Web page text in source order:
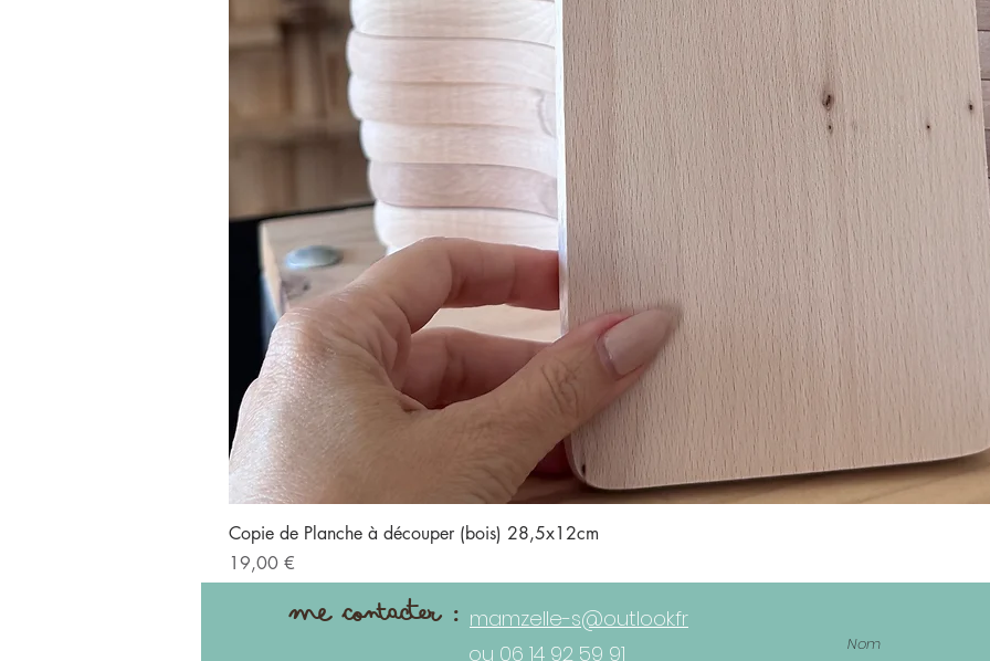
Copie de Planche à découper (bois) 28,5x12cm
Prix
19,00 €
me contacter :mamzelle-s@outlook.fr
ou 06 14 92 59 91